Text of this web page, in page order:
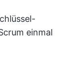
einmal